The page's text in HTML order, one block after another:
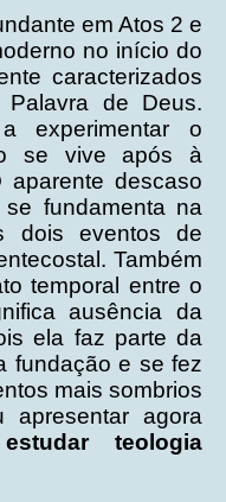
em Atos 2 e
no início do
caracterizados
de Deus.
experimentar o
se vive após à
aparente descaso
fundamenta na
dois eventos de
Também
temporal entre o
ausência da
ela faz parte da
fundação e se fez
mais sombrios
agora
teologia